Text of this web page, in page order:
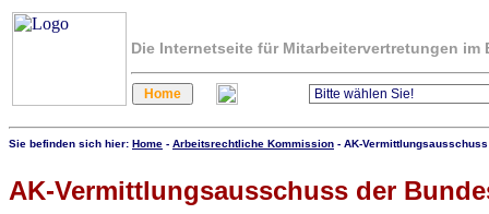
Die Internetseite für Mitarbeitervertretungen
Sie befinden sich hier: Home - Arbeitsrechtliche Kommission - AK-
AK-Vermittlungsausschuss der